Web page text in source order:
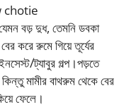
chotie
বড় দুধ, তেমনি ডবকা
করে রুমে গিয়ে তূর্যের
ট্যাবুর গল্প।পড়তে
মামীর বাথরুম থেকে বের
ফেলে।